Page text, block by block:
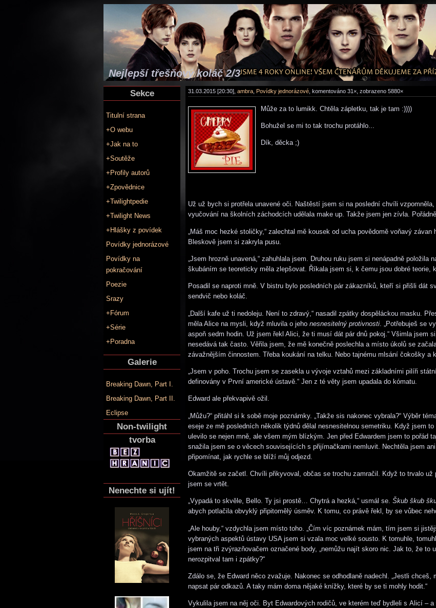
Nejlepší třešňový koláč 2/3
Sekce
Titulní strana
+O webu
+Jak na to
+Soutěže
+Profily autorů
+Zpovědnice
+Twilightpedie
+Twilight News
+Hlášky z povídek
Povídky jednorázové
Povídky na
pokračování
Poezie
Srazy
+Fórum
+Série
+Poradna
Galerie
Breaking Dawn, Part I.
Breaking Dawn, Part II.
Eclipse
Non-twilight
tvorba
Nenechte si ujít!
31.03.2015 [20:30], ambra Povídky jednorázové , komentováno 31×, zobrazeno 5880×
Může za to lumikk. Chtěla zápletku, tak je tam :))))
Bohužel se mi to tak trochu protáhlo...
Dík, děcka ;)
Už už bych si protřela unavené oči. Naštěstí jsem si na poslední chvíli
vyučování na školních záchodcích udělala make up. Takže jsem jen zívla.
„Máš moc hezké stoličky,“ zalechtal mě kousek od ucha povědomě voňavý závan
Bleskově jsem si zakryla pusu.
„Jsem hrozně unavená,“ zahuhlala jsem. Druhou ruku jsem si nenápadně položila
škubáním se teoreticky měla zlepšovat. Říkala jsem si, k čemu jsou dobré teorie,
Posadil se naproti mně. V bistru bylo posledních pár zákazníků, kteří si přišli dát
sendvič nebo koláč.
„Další kafe už ti nedoleju. Není to zdravý,“ nasadil zpátky dospěláckou masku.
měla Alice na mysli, když mluvila o jeho nesnesitelný protivnosti . „Potřebuješ se
aspoň sedm hodin. Už jsem řekl Alici, že ti musí dát pár dnů pokoj.“ Všimla jsem
nesedává tak často. Věřila jsem, že mě konečně poslechla a místo úkolů se
závažnějším činnostem. Třeba koukání na telku. Nebo tajnému mlsání čokošky a
„Jsem v poho. Trochu jsem se zasekla u vývoje vztahů mezi základními pilíři
definovány v První americké ústavě.“ Jen z té věty jsem upadala do kómatu.
Edward ale překvapivě ožil.
„Můžu?“ přitáhl si k sobě moje poznámky. „Takže sis nakonec vybrala?“ Výběr
eseje ze mě posledních několik týdnů dělal nesnesitelnou semetriku. Když jsem to
ulevilo se nejen mně, ale všem mým blízkým. Jen před Edwardem jsem to pořád
snažila jsem se o věcech souvisejících s přijímačkami nemluvit. Nechtěla jsem
připomínat, jak rychle se blíží můj odjezd.
Okamžitě se začetl. Chvíli přikyvoval, občas se trochu zamračil. Když to trvalo už
jsem se vrtět.
„Vypadá to skvěle, Bello. Ty jsi prostě… Chytrá a hezká,“ usmál se. Škub škub
abych potlačila obvyklý připitomělý úsměv. K tomu, co právě řekl, by se vůbec
„Ale houby,“ vzdychla jsem místo toho. „Čím víc poznámek mám, tím jsem si
vybraných aspektů ústavy USA jsem si vzala moc velké sousto. K tomuhle,
jsem na tři zvýrazňovačem označené body, „nemůžu najít skoro nic. Jak to, že to
nerozpitval tam i zpátky?“
Zdálo se, že Edward něco zvažuje. Nakonec se odhodlaně nadechl. „Jestli chceš,
napsat pár odkazů. A taky mám doma nějaké knížky, které by se ti mohly hodit.“
Vykulila jsem na něj oči. Byt Edwardových rodičů, ve kterém teď bydleli s Alicí – a